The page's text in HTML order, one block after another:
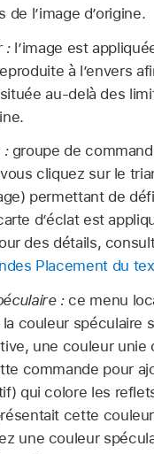
de l’image d’origine.
:l’image est
à l’envers
au-delà des
:groupe de
cliquez sur le
permettant de
d’éclat est
des détails,
Placement du
:ce menu
couleur spéculaire
une couleur unie
commande pour
qui colore les
cette
une couleur